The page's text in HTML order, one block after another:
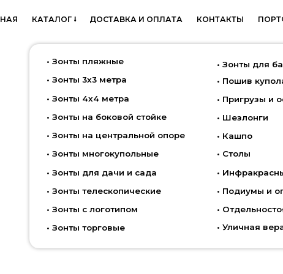
КАТАЛОГ ⭣ ДОСТАВКА И ОПЛАТА КОНТАКТЫ ПОРТФОЛИО
• Зонты с логотипом
• Зонты на боковой стойке
• Зонты на центральной опоре
• Зонты многокупольные
• Зонты для дачи и сада
• Зонты телескопические
• Пригрузы и основания для
• Подиумы и ограждения
• Кашпо
• Столы
• Инфракрасные
• Отдельностоящие
КАТАЛОГ ⭣ ДОСТАВКА И ОПЛАТА КОНТАКТЫ ПОРТФОЛИО